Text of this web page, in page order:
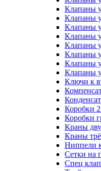
Клапаны
Клапаны
Клапаны
Клапаны
Клапаны
Клапаны
Клапаны
Клапаны
Ключи к
Коробки
Коробки
Краны
Краны
Ниппели
Сетки на
Спец